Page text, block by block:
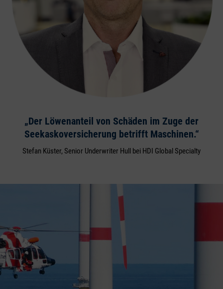
„Der Löwenanteil von Schäden im Zuge der
Seekaskoversicherung betrifft Maschinen.“
Stefan Küster, Senior Underwriter Hull bei HDI Global Specialty